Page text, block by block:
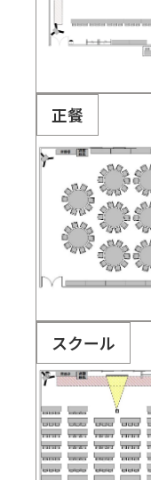
正餐
スクール